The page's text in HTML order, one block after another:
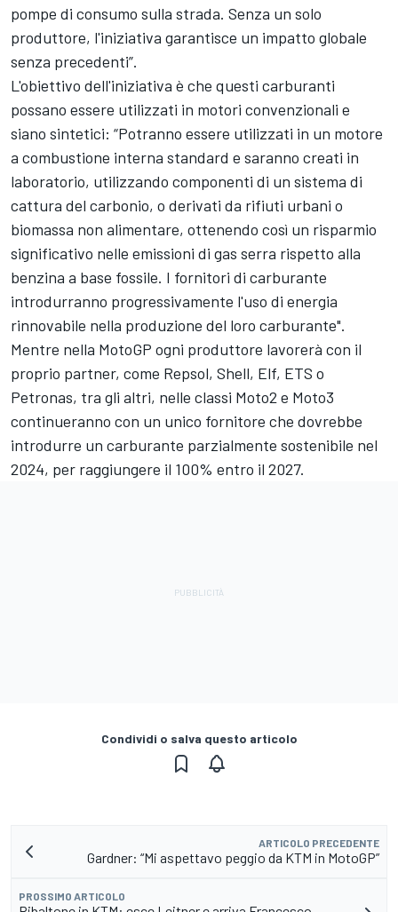
pompe di consumo sulla strada. Senza un solo
produttore, l'iniziativa garantisce un impatto globale
senza precedenti”.
L'obiettivo dell'iniziativa è che questi carburanti
possano essere utilizzati in motori convenzionali e
siano sintetici: “Potranno essere utilizzati in un motore
a combustione interna standard e saranno creati in
laboratorio, utilizzando componenti di un sistema di
cattura del carbonio, o derivati da rifiuti urbani o
biomassa non alimentare, ottenendo così un risparmio
significativo nelle emissioni di gas serra rispetto alla
benzina a base fossile. I fornitori di carburante
introdurranno progressivamente l'uso di energia
rinnovabile nella produzione del loro carburante".
Mentre nella MotoGP ogni produttore lavorerà con il
proprio partner, come Repsol, Shell, Elf, ETS o
Petronas, tra gli altri, nelle classi Moto2 e Moto3
continueranno con un unico fornitore che dovrebbe
introdurre un carburante parzialmente sostenibile nel
2024, per raggiungere il 100% entro il 2027.
Condividi o salva questo articolo
ARTICOLO PRECEDENTE
Gardner: “Mi aspettavo peggio da KTM in MotoGP”
PROSSIMO ARTICOLO